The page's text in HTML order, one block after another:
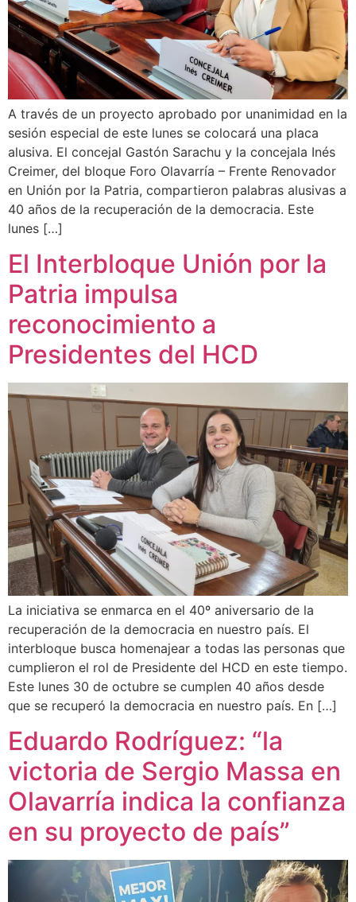
A través de un proyecto aprobado por unanimidad en la
sesión especial de este lunes se colocará una placa
alusiva. El concejal Gastón Sarachu y la concejala Inés
Creimer, del bloque Foro Olavarría – Frente Renovador
en Unión por la Patria, compartieron palabras alusivas a
40 años de la recuperación de la democracia. Este
lunes […]
El Interbloque Unión por la
Patria impulsa
reconocimiento a
Presidentes del HCD
La iniciativa se enmarca en el 40º aniversario de la
recuperación de la democracia en nuestro país. El
interbloque busca homenajear a todas las personas que
cumplieron el rol de Presidente del HCD en este tiempo.
Este lunes 30 de octubre se cumplen 40 años desde
que se recuperó la democracia en nuestro país. En […]
Eduardo Rodríguez: “la
victoria de Sergio Massa en
Olavarría indica la confianza
en su proyecto de país”